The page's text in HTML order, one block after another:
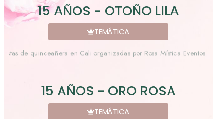
15 AÑOS - OTOÑO LILA
TEMÁTICA
15 AÑOS - ORO ROSA
TEMÁTICA